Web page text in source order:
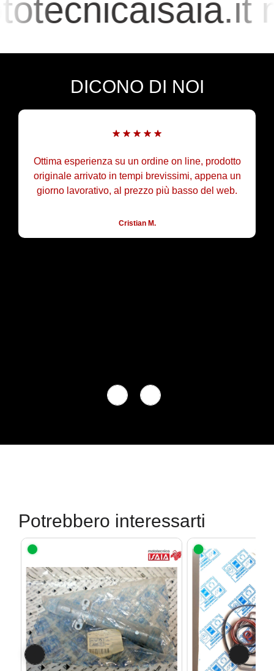
DICONO DI NOI
Ottima esperienza su un ordine on line, prodotto
originale arrivato in tempi brevissimi, appena un
giorno lavorativo, al prezzo più basso del web.
Cristian M.
Potrebbero interessarti